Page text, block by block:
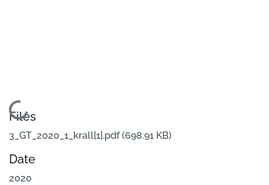
Loading...
Files
3_GT_2020_1_krall[1].pdf(698.91 KB)
Date
2020